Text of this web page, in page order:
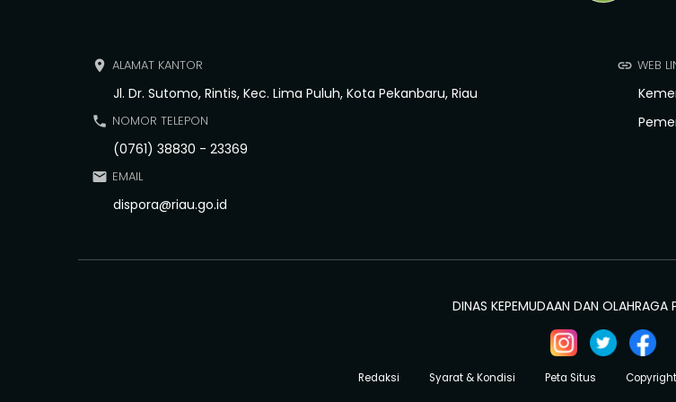
place ALAMAT KANTOR
Jl. Dr. Sutomo, Rintis, Kec. Lima Puluh, Kota Pekanbaru, Riau
phone NOMOR TELEPON
(0761) 38830 - 23369
email EMAIL
dispora@riau.go.id
link WEB
DINAS KEPEMUDAAN DAN OLAHRAGA
Redaksi Syarat & Kondisi Peta Situs